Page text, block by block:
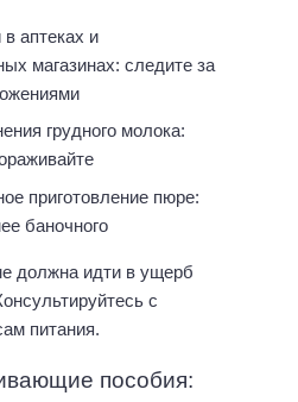
аптеках и
магазинах: следите за
грудного молока:
приготовление пюре:
баночного
должна идти в ущерб
с
питания.
пособия: